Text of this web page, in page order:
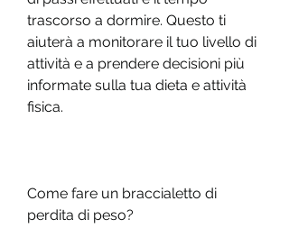
trascorso a dormire. Questo ti
aiuterà a monitorare il tuo livello di
attività e a prendere decisioni più
informate sulla tua dieta e attività
fisica.
Come fare un braccialetto di
perdita di peso?